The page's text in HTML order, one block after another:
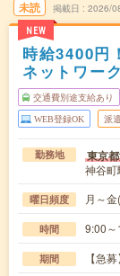
未読
NEW
掲載日 2026/
時給3400円
ネットワー
交通費別途支給あり
WEB登録OK 派遣
勤務地 東京
神谷
曜日頻度 月～金
時間 9:00～
期間 【急